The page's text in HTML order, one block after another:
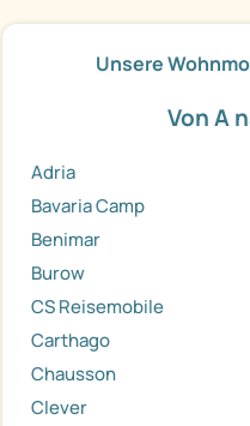
Unsere
Von A
Adria
Bavaria Camp
Benimar
Burow
CS Reisemobile
Carthago
Chausson
Clever